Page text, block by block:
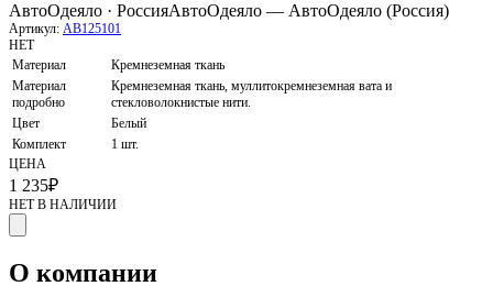
АвтоОдеяло · РоссияАвтоОдеяло — АвтоОдеяло (Россия)
Артикул: AB125101
НЕТ
Материал
Кремнеземная ткань
Материал
подробно
Кремнеземная ткань, муллитокремнеземная вата и
стекловолокнистые нити.
Цвет
Белый
Комплект
1 шт.
ЦЕНА
1 235₽
НЕТ В НАЛИЧИИ
О компании